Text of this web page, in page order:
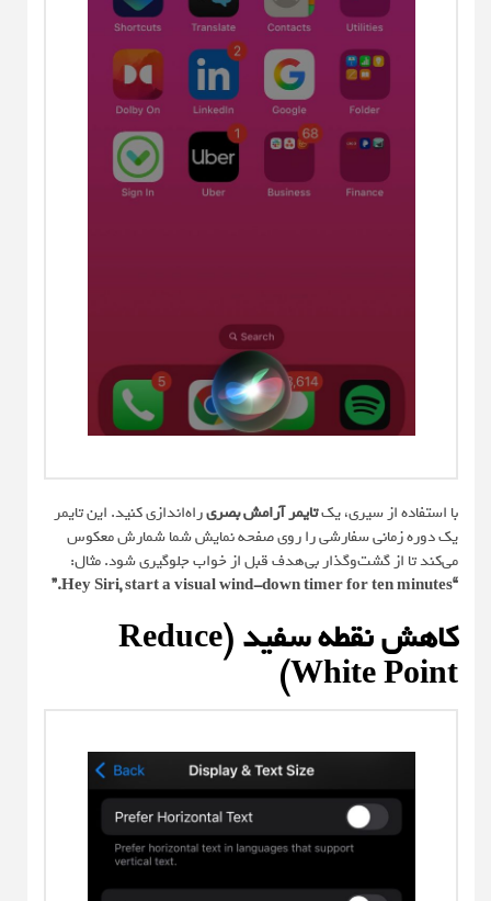
با استفاده از سیری، یکتایمر آرامش بصریراه‌اندازی کنید. این تایمر
یک دوره زمانی سفارشی را روی صفحه نمایش شما شمارش معکوس
می‌کند تا از گشت‌و‌گذار بی‌هدف قبل از خواب جلوگیری شود. مثال:
کاهش نقطه سفید (Reduce
White Point)